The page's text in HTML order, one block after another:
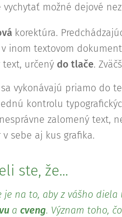
možné dejové
korektúra.
inom textovom
text, určený do tlače.
vykonávajú priamo do
kontrolu
zalomený text,
sebe aj kus grafika.
ste, že...
je na to, aby z vášho
a cveng. Význam toho,